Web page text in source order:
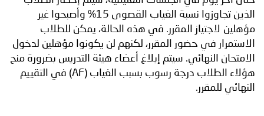
الذين تجاوزوا نسبة الغياب القصوى 15% وأصبحوا غير
مؤهلين لاجتياز المقرر. في هذه الحالة، يمكن للطلاب
الاستمرار في حضور المقرر، لكنهم لن يكونوا مؤهلين لدخول
الامتحان النهائي. سيتم إبلاغ أعضاء هيئة التدريس بضرورة منح
هؤلاء الطلاب درجة رسوب بسبب الغياب (AF) في التقييم
النهائي للمقرر.